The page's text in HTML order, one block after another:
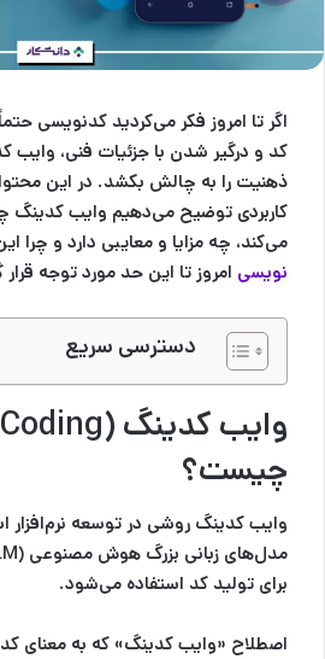
اگر تا امروز فکر می‌کردید کدنویسی
کد و درگیر شدن با جزئیات فنی، وایب
ذهنیت را به چالش بکشد. در این
کاربردی توضیح می‌دهیم وایب کدینگ
می‌کند، چه مزایا و معایبی دارد و چرا
نویسی امروز تا این حد مورد توجه
دسترسی سریع
چیست؟
وایب کدینگ روشی در توسعه نرم‌افزار
برای تولید کد استفاده می‌شود.
اصطلاح «وایب کدینگ» که به معنای